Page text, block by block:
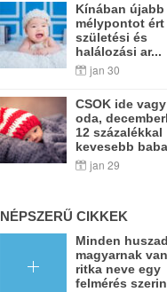
Kínában újabb
mélypontot ért
születési és
halálozási ar...
jan 30
CSOK ide vagy
oda,
12 százalékkal
kevesebb
jan 29
NÉPSZERŰ CIKKEK
Minden
magyarnak van
ritka neve egy
felmérés